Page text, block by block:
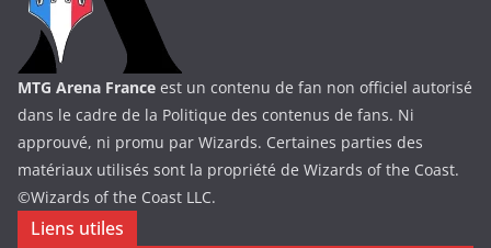
MTG Arena France est un contenu de fan non officiel autorisé
dans le cadre de la Politique des contenus de fans. Ni
approuvé, ni promu par Wizards. Certaines parties des
matériaux utilisés sont la propriété de Wizards of the Coast.
©Wizards of the Coast LLC.
Liens utiles